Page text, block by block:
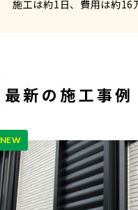
施工は約1日、費用は約16
最新の施工事例
NEW